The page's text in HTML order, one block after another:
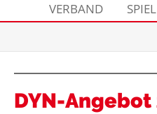
VERBAND
DYN-